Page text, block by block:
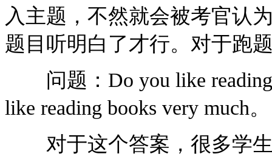
入主题，不然就会被考官认
题目听明白了才行。对于跑
问题：Do you like reading
like reading books very much。
对于这个答案，很多学生